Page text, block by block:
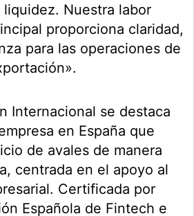
Nuestra labor
proporciona claridad,
para las operaciones de
Internacional se destaca
en España que
de avales de manera
centrada en el apoyo al
Certificada por
Española de Fintech e